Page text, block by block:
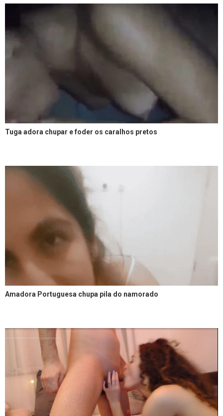
Tuga adora chupar e foder os caralhos pretos
Amadora Portuguesa chupa pila do namorado